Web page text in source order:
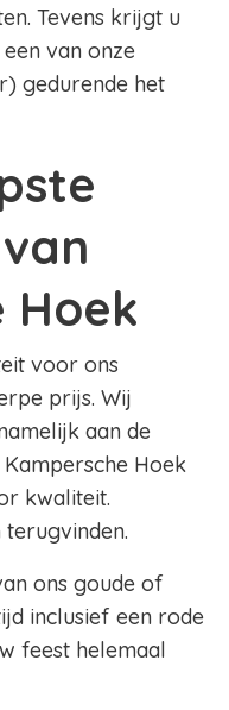
Tevens krijgt u
van onze
gedurende het
Hoek
voor ons
prijs. Wij
aan de
Hoek
kwaliteit.
ons goude of
inclusief een rode
feest helemaal